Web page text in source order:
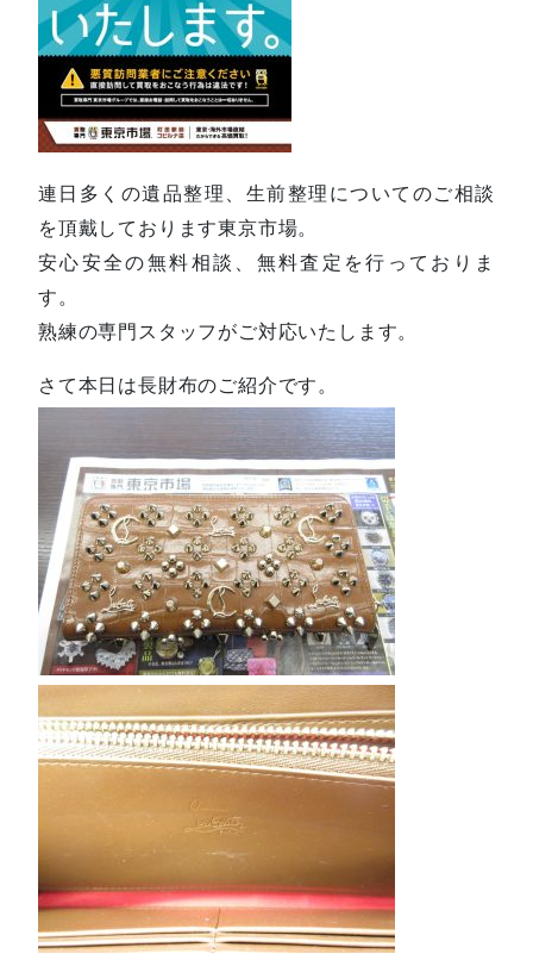
連日多くの遺品整理、生前整理についてのご相談
を頂戴しております東京市場。
安心安全の無料相談、無料査定を行っておりま
す。
熟練の専門スタッフがご対応いたします。
さて本日は長財布のご紹介です。